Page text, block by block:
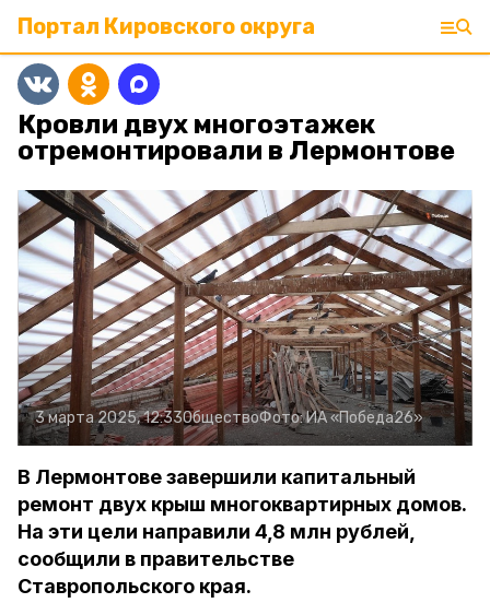
Портал Кировского округа
Кровли двух многоэтажек
отремонтировали в Лермонтове
3 марта 2025, 12:33ОбществоФото:ИА «Победа26»
В Лермонтове завершили капитальный
ремонт двух крыш многоквартирных домов.
На эти цели направили 4,8 млн рублей,
сообщили в правительстве
Ставропольского края.